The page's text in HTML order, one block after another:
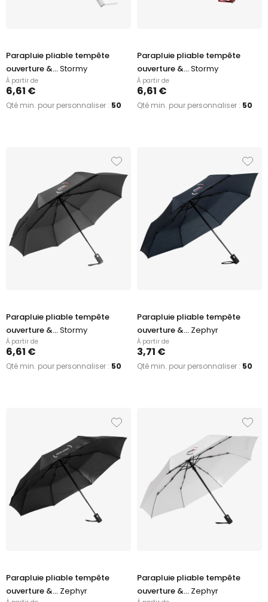
Parapluie pliable tempête
ouverture &...Stormy
À partir de
6,61 €
Qté min. pour personnaliser : 50
Parapluie pliable tempête
ouverture &...Stormy
À partir de
6,61 €
Qté min. pour personnaliser : 50
Parapluie pliable tempête
ouverture &...Stormy
À partir de
6,61 €
Qté min. pour personnaliser : 50
Parapluie pliable tempête
ouverture &... Zephyr
À partir de
3,71 €
Qté min. pour personnaliser : 50
Parapluie pliable tempête
ouverture &... Zephyr
Parapluie pliable tempête
ouverture &... Zephyr